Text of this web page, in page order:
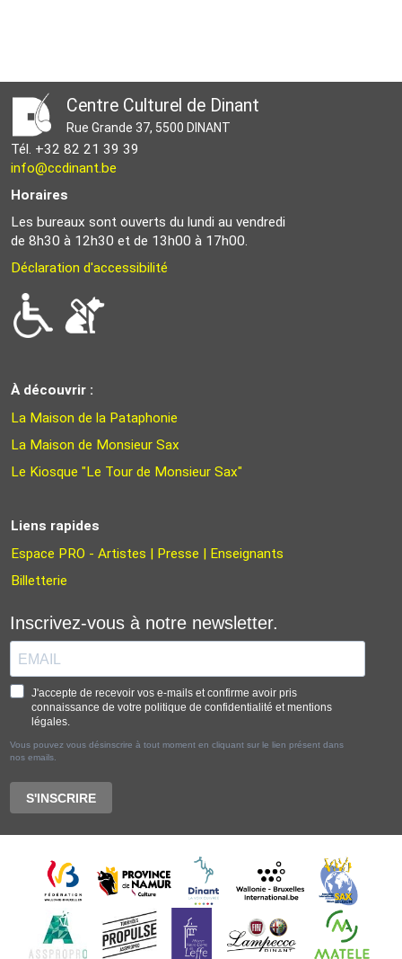
Centre Culturel de Dinant
Rue Grande 37, 5500 DINANT
Tél. +32 82 21 39 39
info@ccdinant.be
Horaires
Les bureaux sont ouverts du lundi au vendredi
de 8h30 à 12h30 et de 13h00 à 17h00.
Déclaration d'accessibilité
À découvrir :
La Maison de la Pataphonie
La Maison de Monsieur Sax
Le Kiosque "Le Tour de Monsieur Sax"
Liens rapides
Espace PRO - Artistes | Presse | Enseignants
Billetterie
Inscrivez-vous à notre newsletter.
J'accepte de recevoir vos e-mails et confirme avoir pris
connaissance de votre politique de confidentialité et mentions
légales.
Vous pouvez vous désinscrire à tout moment en cliquant sur le lien présent dans
nos emails.
S'INSCRIRE